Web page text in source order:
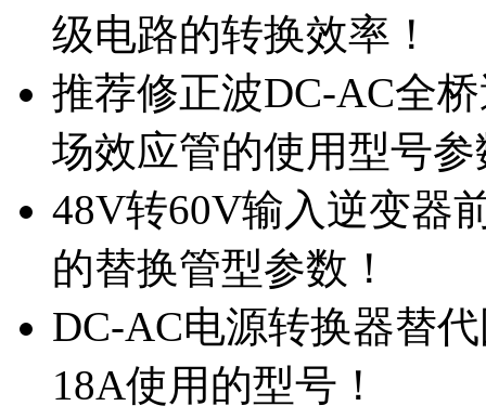
级电路的转换效率！
推荐修正波DC-AC全
场效应管的使用型号参
48V转60V输入逆变器
的替换管型参数！
DC-AC电源转换器替
18A使用的型号！